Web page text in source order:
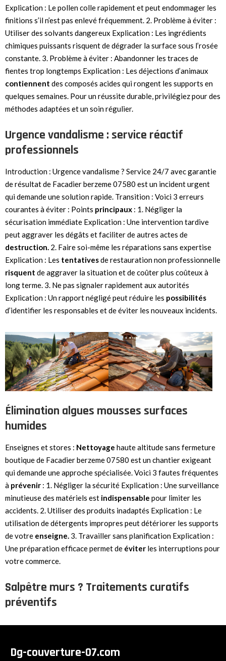
Explication : Le pollen colle rapidement et peut endommager les
finitions s’il n’est pas enlevé fréquemment. 2. Problème à éviter :
Utiliser des solvants dangereux Explication : Les ingrédients
chimiques puissants risquent de dégrader la surface sous l’rosée
constante. 3. Problème à éviter : Abandonner les traces de
fientes trop longtemps Explication : Les déjections d’animaux
contiennent des composés acides qui rongent les supports en
quelques semaines. Pour un réussite durable, privilégiez pour des
méthodes adaptées et un soin régulier.
Urgence vandalisme : service réactif
professionnels
Introduction : Urgence vandalisme ? Service 24/7 avec garantie
de résultat de Facadier berzeme 07580 est un incident urgent
qui demande une solution rapide. Transition : Voici 3 erreurs
courantes à éviter : Points principaux : 1. Négliger la
sécurisation immédiate Explication : Une intervention tardive
peut aggraver les dégâts et faciliter de autres actes de
destruction. 2. Faire soi-même les réparations sans expertise
Explication : Les tentativesde restauration non professionnelle
risquent de aggraver la situation et de coûter plus coûteux à
long terme. 3. Ne pas signaler rapidement aux autorités
Explication : Un rapport négligé peut réduire les possibilités
d’identifier les responsables et de éviter les nouveaux incidents.
Élimination algues mousses surfaces
humides
Enseignes et stores : Nettoyage haute altitude sans fermeture
boutique de Facadier berzeme 07580 est un chantier exigeant
qui demande une approche spécialisée. Voici 3 fautes fréquentes
à prévenir : 1. Négliger la sécurité Explication : Une surveillance
minutieuse des matériels est indispensable pour limiter les
accidents. 2. Utiliser des produits inadaptés Explication : Le
utilisation de détergents impropres peut détériorer les supports
de votre enseigne. 3. Travailler sans planification Explication :
Une préparation efficace permet de éviter les interruptions pour
votre commerce.
Salpêtre murs ? Traitements curatifs
préventifs
Dg-couverture-07.com